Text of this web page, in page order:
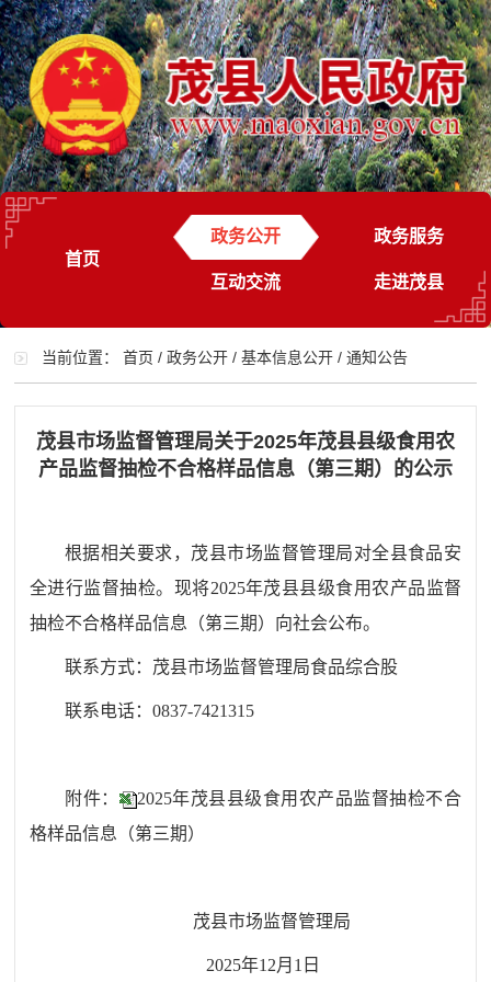
首页
政务公开 政务服务
互动交流 走进茂县
当前位置：首页 /政务公开 /基本信息公开 /通知公告
茂县市场监督管理局关于2025年茂县县级食用农
产品监督抽检不合格样品信息（第三期）的公示
根据相关要求，茂县市场监督管理局对全县食品安
全进行监督抽检。现将2025年茂县县级食用农产品监督
抽检不合格样品信息（第三期）向社会公布。
联系方式：茂县市场监督管理局食品综合股
联系电话：0837-7421315
附件：
2025年茂县县级食用农产品监督抽检不合
格样品信息（第三期）
茂县市场监督管理局
2025年12月1日